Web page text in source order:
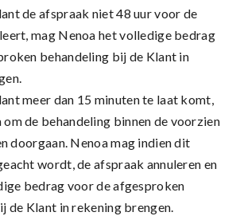
de afspraak niet 48 uur voor de
mag Nenoa het volledige bedrag
behandeling bij de Klant in
meer dan 15 minuten te laat komt,
de behandeling binnen de voorzien
doorgaan. Nenoa mag indien dit
wordt, de afspraak annuleren en
bedrag voor de afgesproken
de Klant in rekening brengen.